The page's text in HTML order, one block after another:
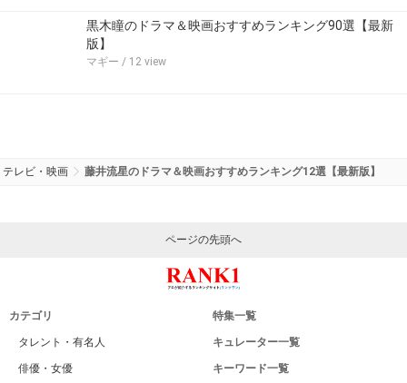
黒木瞳のドラマ＆映画おすすめランキング90選【最新
版】
マギー / 12 view
テレビ・映画 藤井流星のドラマ＆映画おすすめランキング12選【最新版】
ページの先頭へ
カテゴリ
タレント・有名人
俳優・女優
特集一覧
キュレーター一覧
キーワード一覧